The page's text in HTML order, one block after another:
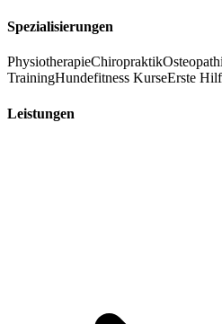
Spezialisierungen
PhysiotherapieChiropraktik
TrainingHundefitness KurseErste
Leistungen